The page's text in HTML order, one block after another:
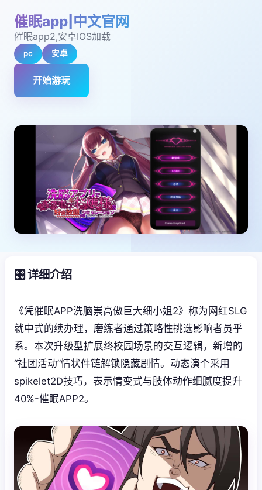
催眠app|中文官网
催眠app2,安卓IOS加载
pc 安卓
开始游玩
🎛️ 详细介绍
《凭催眠APP洗脑崇高傲巨大细小姐2》称为网红SLG
就中式的续办理，磨练者通过策略性挑选影响者员乎
系。本次升级型扩展终校园场景的交互逻辑，新增的
“社团活动”情状件链解锁隐藏剧情。动态演个采用
spikelet2D技巧，表示情变式与肢体动作细腻度提升
40%-催眠APP2。